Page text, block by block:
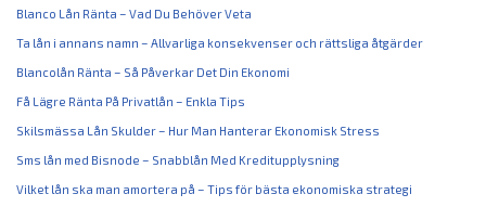
Blanco Lån Ränta – Vad Du Behöver Veta
Ta lån i annans namn – Allvarliga konsekvenser och rättsliga åtgärder
Blancolån Ränta – Så Påverkar Det Din Ekonomi
Få Lägre Ränta På Privatlån – Enkla Tips
Skilsmässa Lån Skulder – Hur Man Hanterar Ekonomisk Stress
Sms lån med Bisnode – Snabblån Med Kreditupplysning
Vilket lån ska man amortera på – Tips för bästa ekonomiska strategi